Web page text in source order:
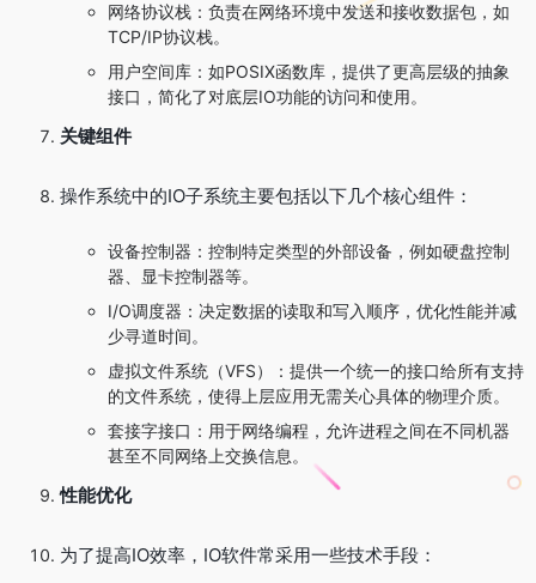
网络协议栈：负责在网络环境中发送和接收数据包，如
TCP/IP协议栈。
用户空间库：如POSIX函数库，提供了更高层级的抽象
接口，简化了对底层IO功能的访问和使用。
关键组件
操作系统中的IO子系统主要包括以下几个核心组件：
设备控制器：控制特定类型的外部设备，例如硬盘控制
器、显卡控制器等。
I/O调度器：决定数据的读取和写入顺序，优化性能并减
少寻道时间。
虚拟文件系统（VFS）：提供一个统一的接口给所有支持
的文件系统，使得上层应用无需关心具体的物理介质。
套接字接口：用于网络编程，允许进程之间在不同机器
甚至不同网络上交换信息。
性能优化
为了提高IO效率，IO软件常采用一些技术手段：